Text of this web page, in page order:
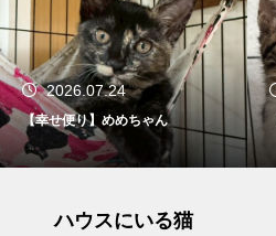
2026.07.24
【幸せ便り】めめちゃん
ハウスにいる猫